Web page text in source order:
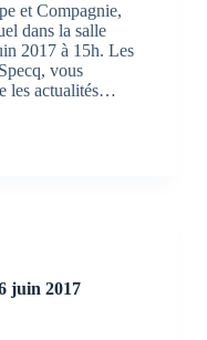
et Compagnie,
dans la salle
2017 à 15h. Les
vous
les actualités…
juin 2017